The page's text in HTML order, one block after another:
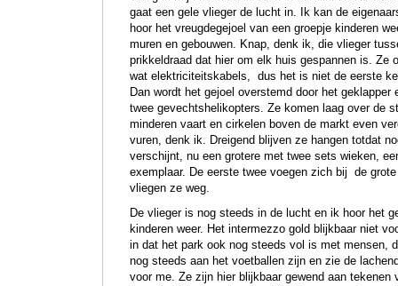
gaat een gele vlieger de lucht in. Ik kan de
hoor het vreugdegejoel van een groepje kinderen
muren en gebouwen. Knap, denk ik, die vlieger
prikkeldraad dat hier om elk huis gespannen is. Ze
wat elektriciteitskabels, dus het is niet de eerste
Dan wordt het gejoel overstemd door het geklapper
twee gevechtshelikopters. Ze komen laag over de
minderen vaart en cirkelen boven de markt even
vuren, denk ik. Dreigend blijven ze hangen totdat
verschijnt, nu een grotere met twee sets wieken,
exemplaar. De eerste twee voegen zich bij de
vliegen ze weg.
De vlieger is nog steeds in de lucht en ik hoor het
kinderen weer. Het intermezzo gold blijkbaar niet
in dat het park ook nog steeds vol is met mensen,
nog steeds aan het voetballen zijn en zie de
voor me. Ze zijn hier blijkbaar gewend aan tekenen